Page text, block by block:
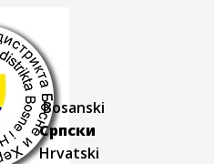
Bosanski
Српски
Hrvatski